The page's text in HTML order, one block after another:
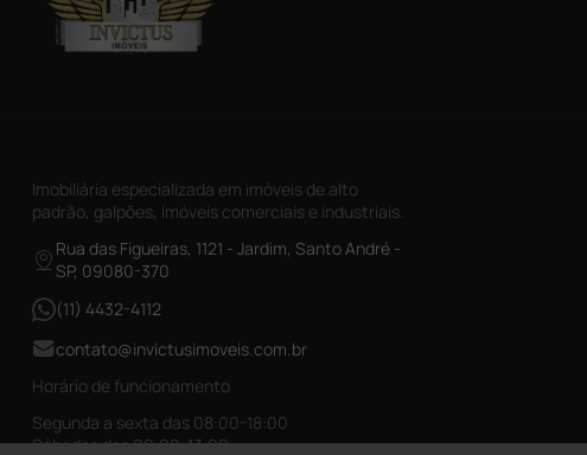
Imobiliária especializada em imóveis de alto
padrão, galpões, imóveis comerciais e industriais.
Rua das Figueiras, 1121 - Jardim, Santo André -
SP, 09080-370
(11) 4432-4112
contato@invictusimoveis.com.br
Horário de funcionamento
Segunda a sexta das 08:00-18:00
Sábados das 09:00-13:00